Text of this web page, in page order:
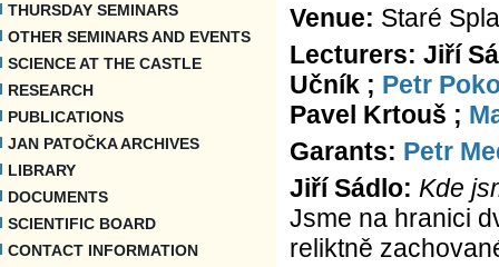
THURSDAY SEMINARS
OTHER SEMINARS AND EVENTS
SCIENCE AT THE CASTLE
RESEARCH
PUBLICATIONS
JAN PATOČKA ARCHIVES
LIBRARY
DOCUMENTS
SCIENTIFIC BOARD
CONTACT INFORMATION
Venue: Staré
Lecturers: Jiří
Učník ; Petr
Pavel Krtouš ;
Garants: Petr
Jiří Sádlo: Kde
Jsme na hranici
reliktně